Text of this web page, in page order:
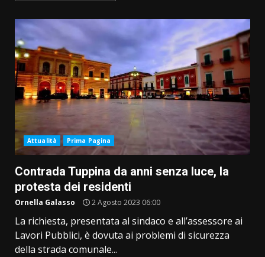
Attualità Prima Pagina
Contrada Tuppina da anni senza luce, la
protesta dei residenti
Ornella Galasso 2 Agosto 2023 06:00
La richiesta, presentata al sindaco e all’assessore ai
Lavori Pubblici, è dovuta ai problemi di sicurezza
della strada comunale...